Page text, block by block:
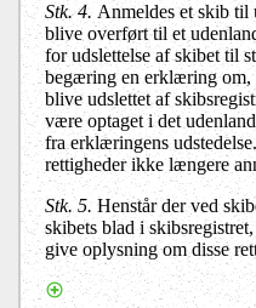
Stk. 4. Anmeldes et skib til
blive overført til et
for udslettelse af skibet til
begæring en erklæring om,
blive udslettet af
være optaget i det
fra erklæringens
rettigheder ikke længere
Stk. 5. Henstår der ved
skibets blad i
give oplysning om disse